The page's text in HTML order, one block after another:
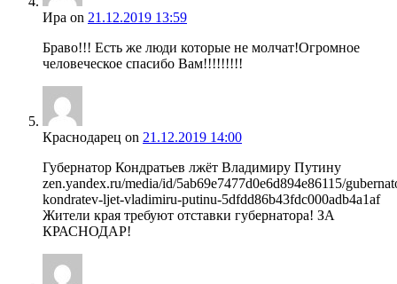
Ира on 21.12.2019 13:59
Браво!!! Есть же люди которые не молчат!Огромное
человеческое спасибо Вам!!!!!!!!!
Краснодарец on 21.12.2019 14:00
Губернатор Кондратьев лжёт Владимиру Путину
zen.yandex.ru/media/id/5ab69e7477d0e6d894e86115/
kondratev-ljet-vladimiru-putinu-5dfdd86b43fdc000adb4a1af
Жители края требуют отставки губернатора! ЗА
КРАСНОДАР!